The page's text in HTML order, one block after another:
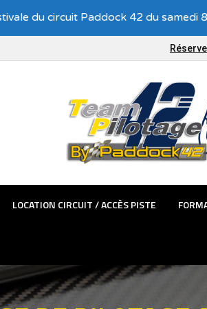
LOCATION CIRCUIT / ACCÈS PISTE
du circuit Paddock 42 du samedi
PASSAGER LOCATION CIRCUIT /